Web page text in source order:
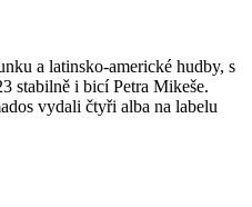
a latinsko-americké hudby, s
stabilně i bicí Petra Mikeše.
vydali čtyři alba na labelu